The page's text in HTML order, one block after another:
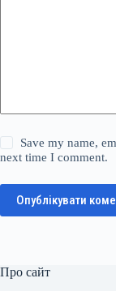
Save my name,
next time I comment.
Опублікувати
Про сайт